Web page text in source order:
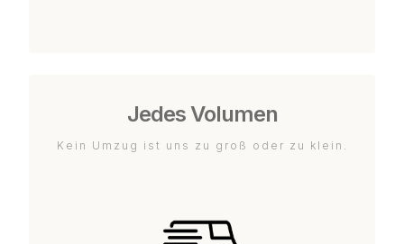
Jedes Volumen
Kein Umzug ist uns zu groß oder zu klein.